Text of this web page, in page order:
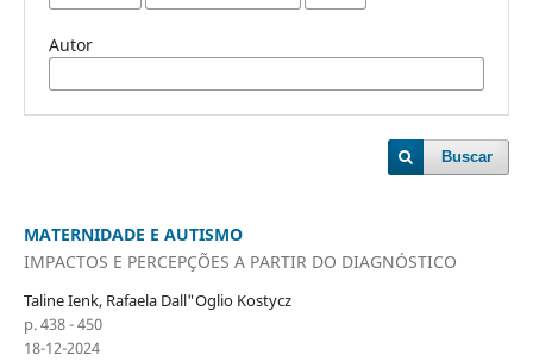
Autor
Buscar
MATERNIDADE E AUTISMO
IMPACTOS E PERCEPÇÕES A PARTIR DO DIAGNÓSTICO
Taline Ienk, Rafaela Dall"Oglio Kostycz
p. 438 - 450
18-12-2024